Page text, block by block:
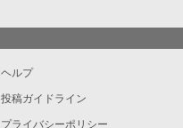
ヘルプ
投稿ガイドライン
プライバシーポリシー